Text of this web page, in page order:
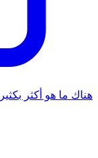
هناك ما هو أكثر